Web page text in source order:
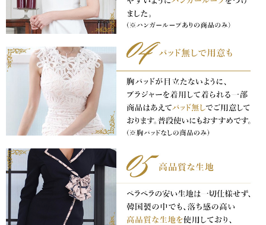
ンピース
エット。 夏の視線を独り占めする「夏の主役ラップロングドレス」